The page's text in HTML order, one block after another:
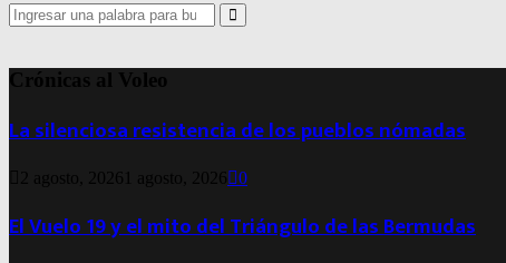
Search
for:
Search
Crónicas al Voleo
La silenciosa resistencia de los pueblos nómadas
2 agosto, 2026 1 agosto, 2026 0
El Vuelo 19 y el mito del Triángulo de las Bermudas